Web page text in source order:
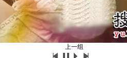
上一组